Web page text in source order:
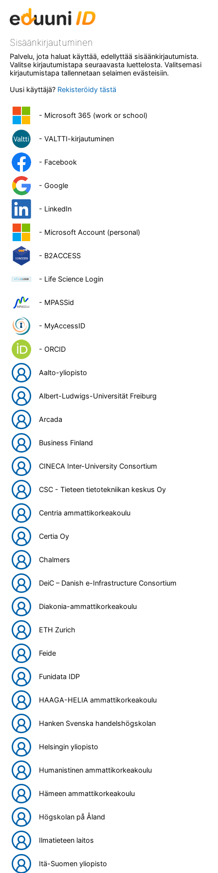
Sisäänkirjautuminen
Palvelu, jota haluat käyttää, edellyttää sisäänkirjautumista.
Valitse kirjautumistapa seuraavasta luettelosta. Valitsemasi
kirjautumistapa tallennetaan selaimen evästeisiin.
Uusi käyttäjä? Rekisteröidy tästä
- Microsoft 365 (work or school)
- VALTTI-kirjautuminen
- Facebook
- Google
- LinkedIn
- Microsoft Account (personal)
- B2ACCESS
- Life Science Login
- MPASSid
- MyAccessID
- ORCID
Aalto-yliopisto
Albert-Ludwigs-Universität Freiburg
Arcada
Business Finland
CINECA Inter-University Consortium
CSC - Tieteen tietotekniikan keskus Oy
Centria ammattikorkeakoulu
Certia Oy
Chalmers
DeiC – Danish e-Infrastructure Consortium
Diakonia-ammattikorkeakoulu
ETH Zurich
Feide
Funidata IDP
HAAGA-HELIA ammattikorkeakoulu
Hanken Svenska handelshögskolan
Helsingin yliopisto
Humanistinen ammattikorkeakoulu
Hämeen ammattikorkeakoulu
Högskolan på Åland
Ilmatieteen laitos
Itä-Suomen yliopisto